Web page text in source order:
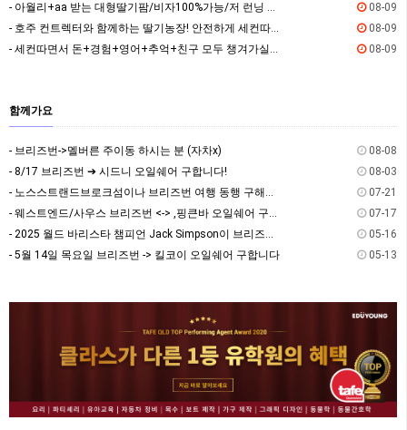
08-09
08-09
08-09
함께가요
- 브리즈번->멜버른 주이동 하시는 분 (자차x)
08-08
- 8/17 브리즈번 ➔ 시드니 오일쉐어 구합니다!
08-03
07-21
07-17
05-16
- 5월 14일 목요일 브리즈번 -> 킬코이 오일쉐어 구합니다
05-13